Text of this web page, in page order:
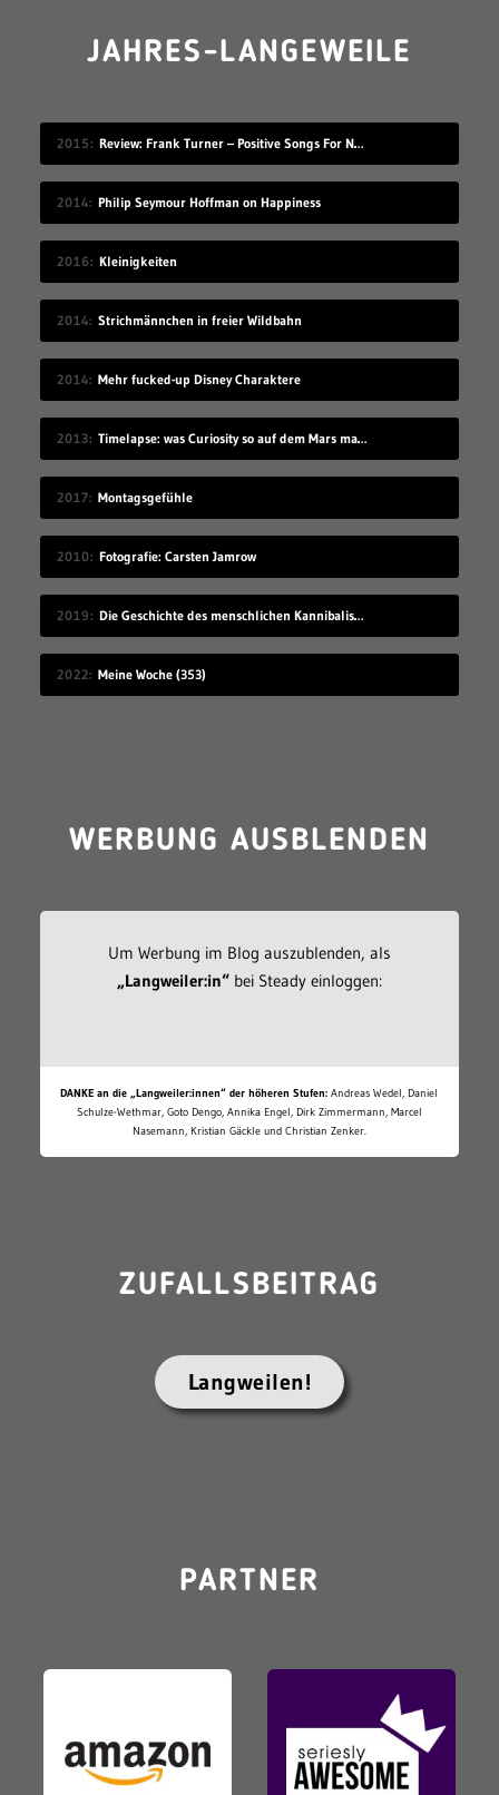
JAHRES-LANGEWEILE
2015 Review: Frank Turner – Positive Songs For Negative People
2014 Philip Seymour Hoffman on Happiness
2016 Kleinigkeiten
2014 Strichmännchen in freier Wildbahn
2014 Mehr fucked-up Disney Charaktere
2013 Timelapse: was Curiosity so auf dem Mars macht
2017 Montagsgefühle
2010 Fotografie: Carsten Jamrow
2019 Die Geschichte des menschlichen Kannibalismus
2022 Meine Woche (353)
WERBUNG AUSBLENDEN
Um Werbung im Blog auszublenden, als
„Langweiler:in“bei Steady einloggen:
DANKE an die „Langweiler:innen“ der höheren Stufen: Andreas Wedel, Daniel
Schulze-Wethmar, Goto Dengo, Annika Engel, Dirk Zimmermann, Marcel
Nasemann, Kristian Gäckle und Christian Zenker.
ZUFALLSBEITRAG
Langweilen!
PARTNER